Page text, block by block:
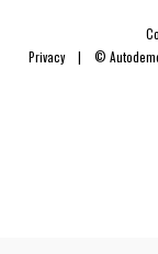
Privacy| ©